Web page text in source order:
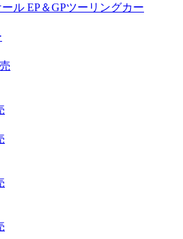
ル EP＆GPツーリングカー